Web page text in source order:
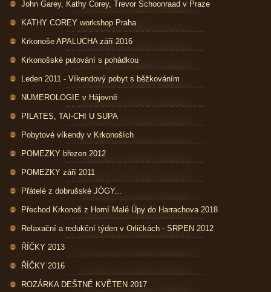
John Garey, Kathy Corey, Trevor Schoonraad v Praze
KATHY COREY workshop Praha
Krkonoše APALUCHA září 2016
Krkonošské putování s pohádkou
Leden 2011 - Víkendový pobyt s běžkováním
NUMEROLOGIE v Hájovně
PILATES, TAI-CHI U SUPA
Pobytové víkendy v Krkonoších
POMEZKY březen 2012
POMEZKY září 2011
Přátelé z dobrušské JÓGY...
Přechod Krkonoš z Horní Malé Úpy do Harrachova 2018
Relaxační a redukční týden v Orličkách - SRPEN 2012
ŘÍČKY 2013
ŘÍČKY 2016
ROZÁRKA DEŠTNÉ KVĚTEN 2017